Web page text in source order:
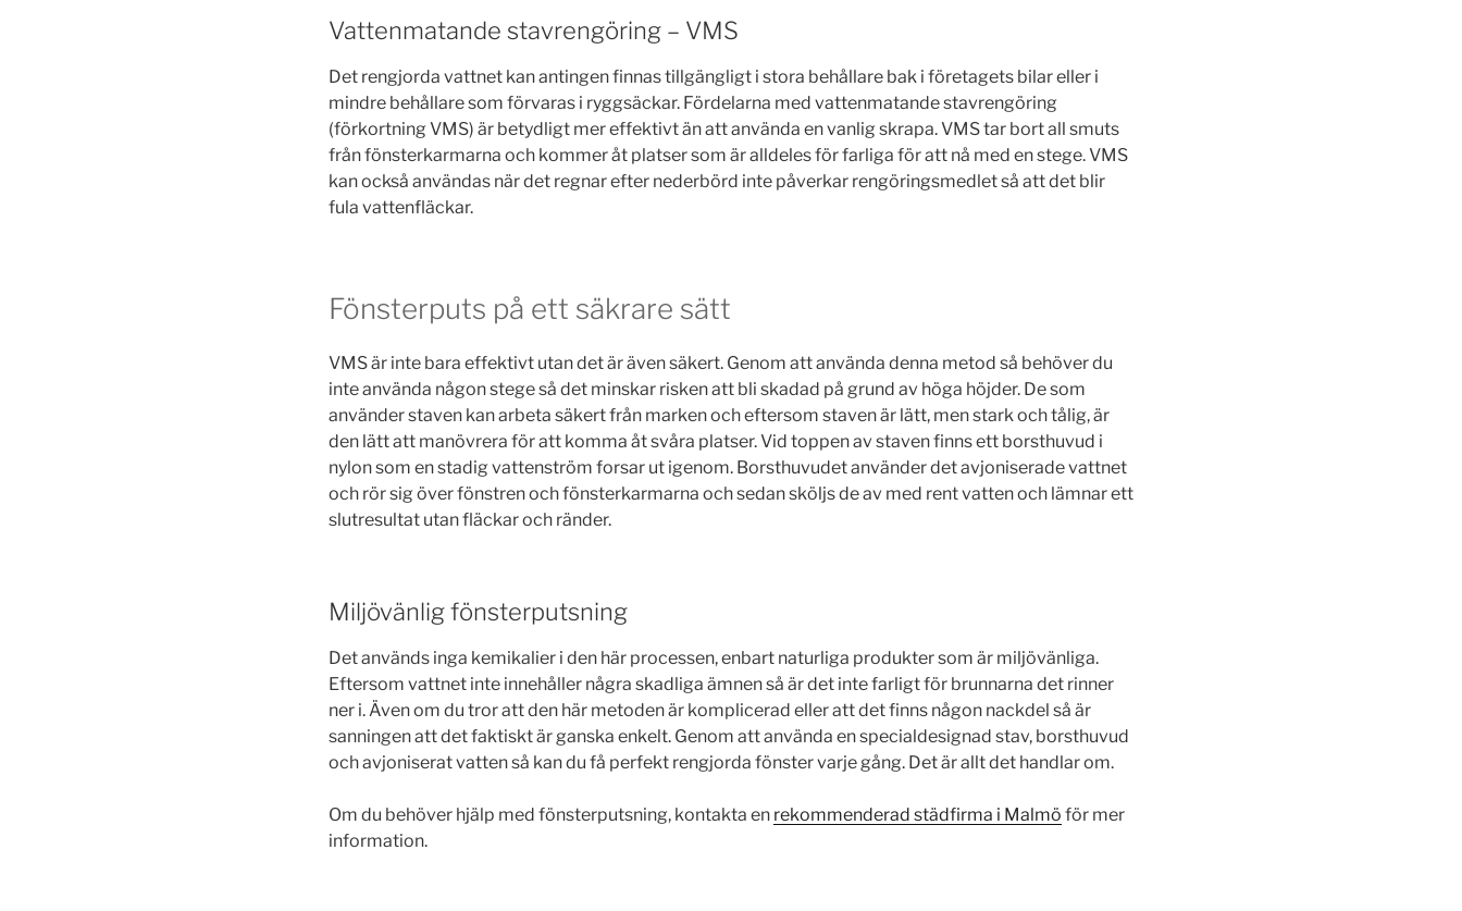
Vattenmatande stavrengöring – VMS
Det rengjorda vattnet kan antingen finnas tillgängligt i stora behållare bak i företagets bilar eller i
mindre behållare som förvaras i ryggsäckar. Fördelarna med vattenmatande stavrengöring
(förkortning VMS) är betydligt mer effektivt än att använda en vanlig skrapa. VMS tar bort all smuts
från fönsterkarmarna och kommer åt platser som är alldeles för farliga för att nå med en stege. VMS
kan också användas när det regnar efter nederbörd inte påverkar rengöringsmedlet så att det blir
fula vattenfläckar.
Fönsterputs på ett säkrare sätt
VMS är inte bara effektivt utan det är även säkert. Genom att använda denna metod så behöver du
inte använda någon stege så det minskar risken att bli skadad på grund av höga höjder. De som
använder staven kan arbeta säkert från marken och eftersom staven är lätt, men stark och tålig, är
den lätt att manövrera för att komma åt svåra platser. Vid toppen av staven finns ett borsthuvud i
nylon som en stadig vattenström forsar ut igenom. Borsthuvudet använder det avjoniserade vattnet
och rör sig över fönstren och fönsterkarmarna och sedan sköljs de av med rent vatten och lämnar ett
slutresultat utan fläckar och ränder.
Miljövänlig fönsterputsning
Det används inga kemikalier i den här processen, enbart naturliga produkter som är miljövänliga.
Eftersom vattnet inte innehåller några skadliga ämnen så är det inte farligt för brunnarna det rinner
ner i. Även om du tror att den här metoden är komplicerad eller att det finns någon nackdel så är
sanningen att det faktiskt är ganska enkelt. Genom att använda en specialdesignad stav, borsthuvud
och avjoniserat vatten så kan du få perfekt rengjorda fönster varje gång. Det är allt det handlar om.
Om du behöver hjälp med fönsterputsning, kontakta en rekommenderad städfirma i Malmö för mer
information.